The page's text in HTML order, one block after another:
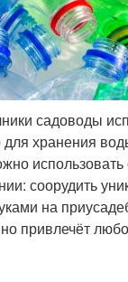
садоводы
для хранения
соорудить
на
привлечёт